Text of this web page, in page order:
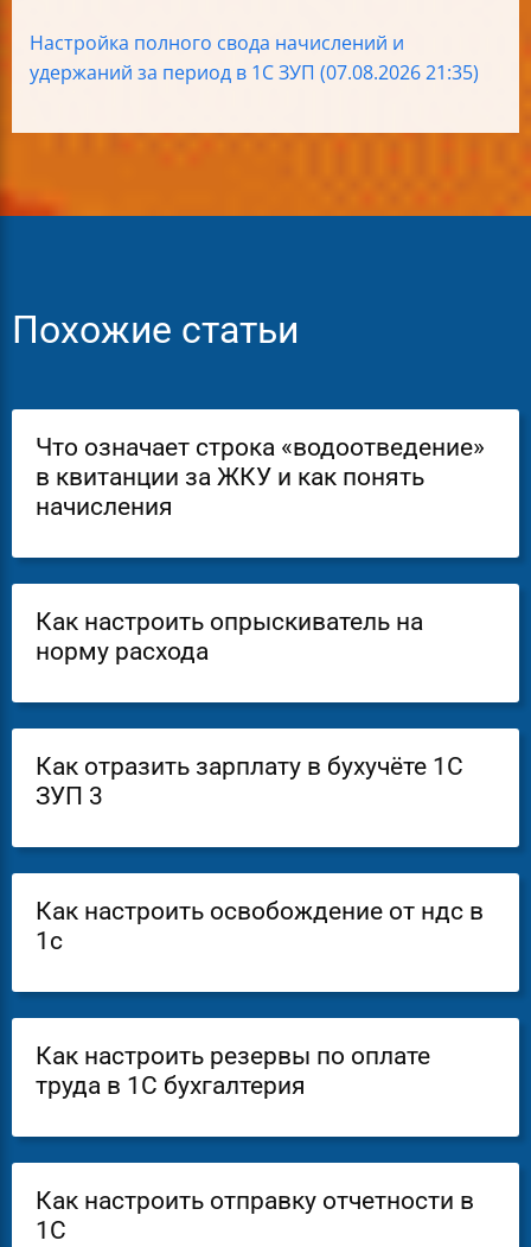
Настройка полного свода начислений и
удержаний за период в 1С ЗУП (07.08.2026 21:35)
Похожие статьи
Что означает строка «водоотведение»
в квитанции за ЖКУ и как понять
начисления
Как настроить опрыскиватель на
норму расхода
Как отразить зарплату в бухучёте 1С
ЗУП 3
Как настроить освобождение от ндс в
1с
Как настроить резервы по оплате
труда в 1С бухгалтерия
Как настроить отправку отчетности в
1С